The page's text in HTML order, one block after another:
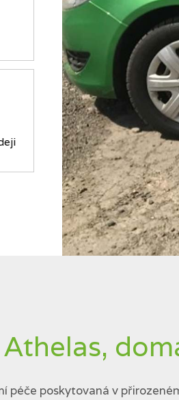
Athelas,
péče poskytovaná v